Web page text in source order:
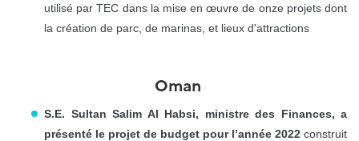
utilisé par TEC dans la mise en œuvre de onze projets dont
la création de parc, de marinas, et lieux d'attractions
Oman
S.E. Sultan Salim Al Habsi, ministre des Finances, a
présenté le projet de budget pour l’année 2022 construit